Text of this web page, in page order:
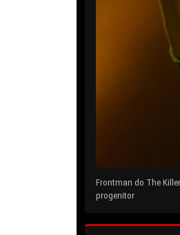
Frontman do The
progenitor